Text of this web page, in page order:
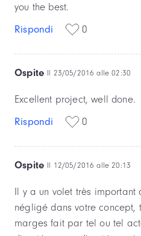
you the best.
Rispondi
0
Ospite Il 23/05/2016 alle 02:30
Excellent project, well done.
Rispondi
0
Ospite Il 12/05/2016 alle 20:13
Il y a un volet très important
négligé dans votre concept,
marges fait par tel ou tel